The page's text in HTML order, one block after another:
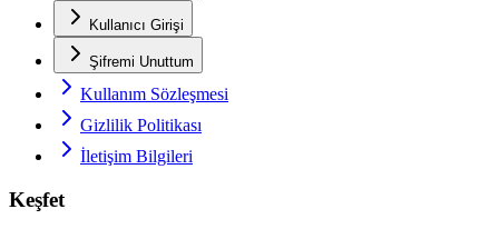
Kullanıcı Girişi
Şifremi Unuttum
Kullanım Sözleşmesi
Gizlilik Politikası
İletişim Bilgileri
Keşfet